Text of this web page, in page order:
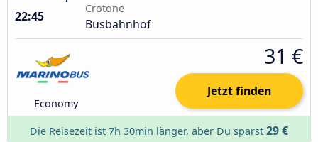
22:45
Crotone
Busbahnhof
Economy
31 €
Jetzt finden
Die Reisezeit ist 7h 30min länger, aber Du sparst 29 €